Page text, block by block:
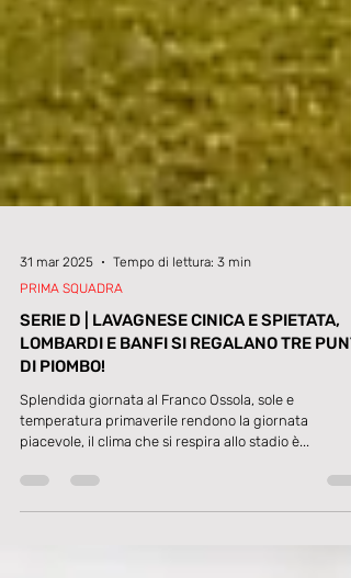
PRIMA SQUADRA
SERIE D | LAVAGNESE CINICA E SPIETATA,
DI PIOMBO!
Splendida giornata al Franco Ossola, sole e
piacevole, il clima che si respira allo stadio è...